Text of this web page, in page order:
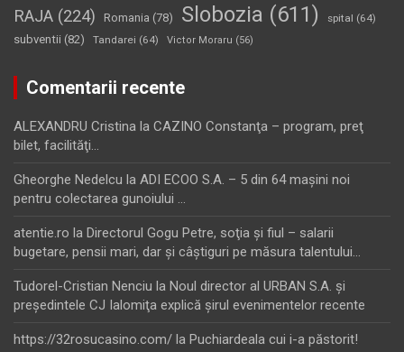
RAJA (224) Romania (78) Slobozia (611) spital (64)
subventii (82) Tandarei (64) Victor Moraru (56)
Comentarii recente
ALEXANDRU Cristina la CAZINO Constanţa – program, preţ
bilet, facilităţi…
Gheorghe Nedelcu la ADI ECOO S.A. – 5 din 64 maşini noi
pentru colectarea gunoiului …
atentie.ro la Directorul Gogu Petre, soţia şi fiul – salarii
bugetare, pensii mari, dar şi câştiguri pe măsura talentului…
Tudorel-Cristian Nenciu la Noul director al URBAN S.A. şi
preşedintele CJ Ialomiţa explică şirul evenimentelor recente
https://32rosucasino.com/ la Puchiardeala cui i-a păstorit!